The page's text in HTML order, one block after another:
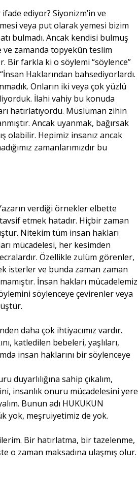
ediyor? Siyonizm’in ve
veya put olarak yemesi bizim
bulmadı. Ancak kendisi bulmuş
zamanda topyekûn teslim
Bir farkla ki o söylemi “söylence”
Haklarından bahsediyorlardı.
Onların iki veya çok yüzlü
İlahi vahiy bu konuda
hatırlatıyordu. Müslüman zihin
Ancak uyanmak, bağırsak
olabilir. Hepimiz insanız ancak
zamanlarımızdır bu
verdiği örnekler elbette
etmek hatadır. Hiçbir zaman
Nitekim tüm insan hakları
mücadelesi, her kesimden
Özellikle zulüm görenler,
isterler ve bunda zaman zaman
İnsan hakları mücadelemiz
söylenceye çevirenler veya
daha çok ihtiyacımız vardır.
katledilen bebeleri, yaşlıları,
insan haklarını bir söylenceye
duyarlılığına sahip çıkalım,
insanlık onuru mücadelesini yere
Bunun adı HUKUKUN
yok, meşruiyetimiz de yok.
Bir hatırlatma, bir tazelenme,
o zaman maksadına ulaşmış olur.